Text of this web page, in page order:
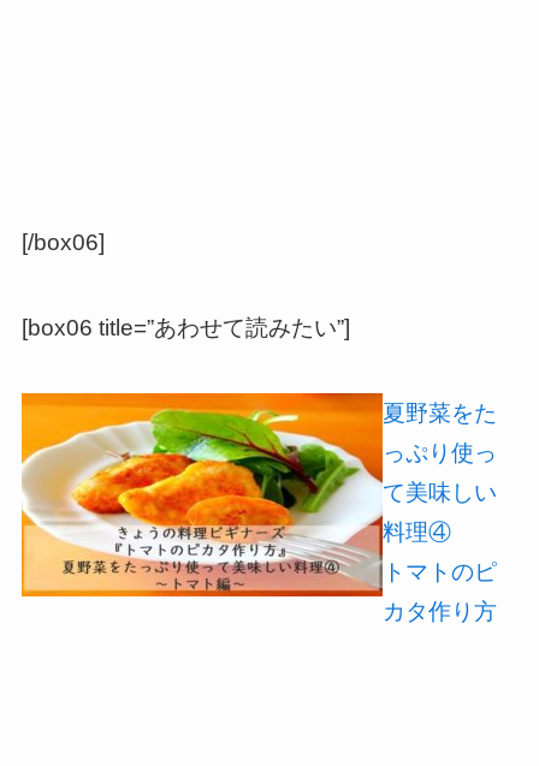
[/box06]
[box06 title=”あわせて読みたい”]
夏野菜をた
っぷり使っ
て美味しい
料理④
トマトのピ
カタ作り方